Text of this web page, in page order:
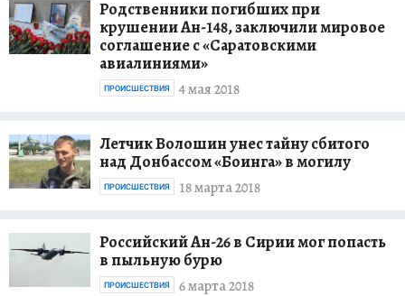
Родственники погибших при
крушении Ан-148, заключили мировое
соглашение с «Саратовскими
авиалиниями»
4 мая 2018
ПРОИСШЕСТВИЯ
Летчик Волошин унес тайну сбитого
над Донбассом «Боинга» в могилу
18 марта 2018
ПРОИСШЕСТВИЯ
Российский Ан-26 в Сирии мог попасть
в пыльную бурю
6 марта 2018
ПРОИСШЕСТВИЯ